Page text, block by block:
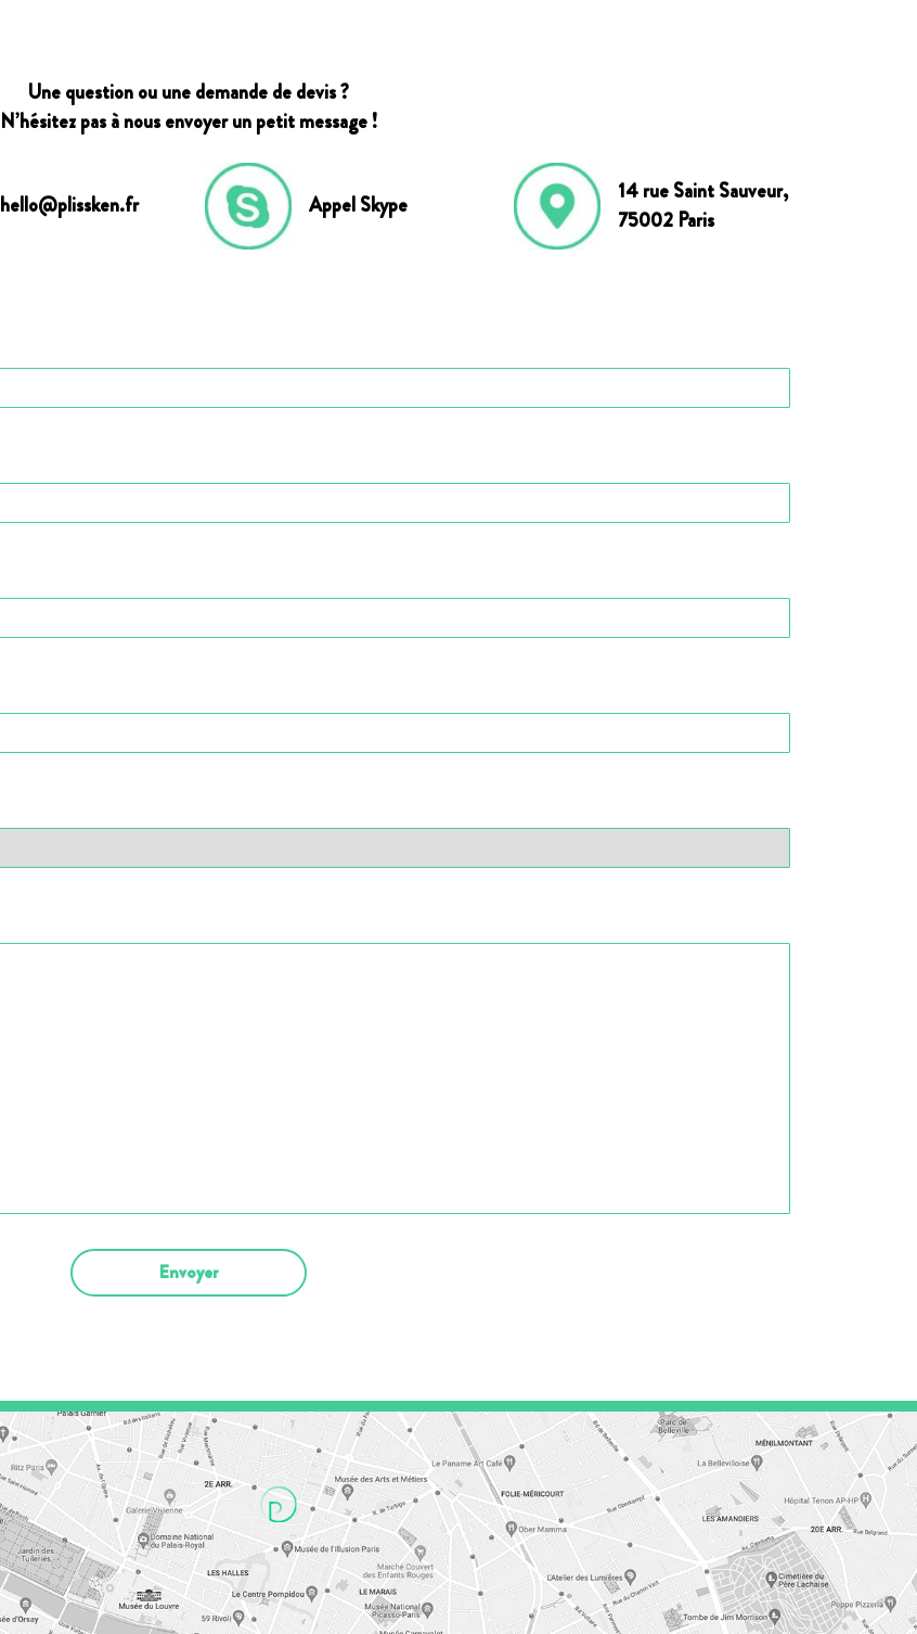
Une question ou une demande de devis ?
N’hésitez pas à nous envoyer un petit message !
hello@plissken.fr Appel Skype
14 rue Saint Sauveur,
75002 Paris